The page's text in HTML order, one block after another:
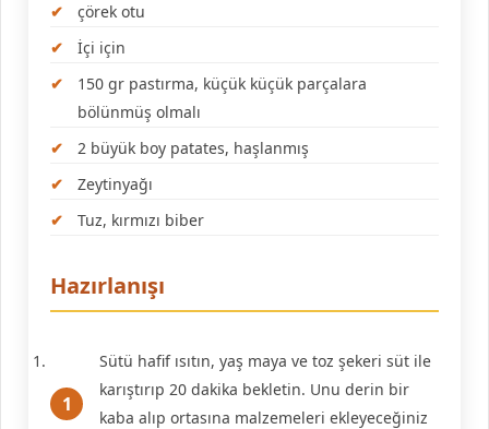
çörek otu
İçi için
150 gr pastırma, küçük küçük parçalara
bölünmüş olmalı
2 büyük boy patates, haşlanmış
Zeytinyağı
Tuz, kırmızı biber
Hazırlanışı
Sütü hafif ısıtın, yaş maya ve toz şekeri süt ile
karıştırıp 20 dakika bekletin. Unu derin bir
kaba alıp ortasına malzemeleri ekleyeceğiniz